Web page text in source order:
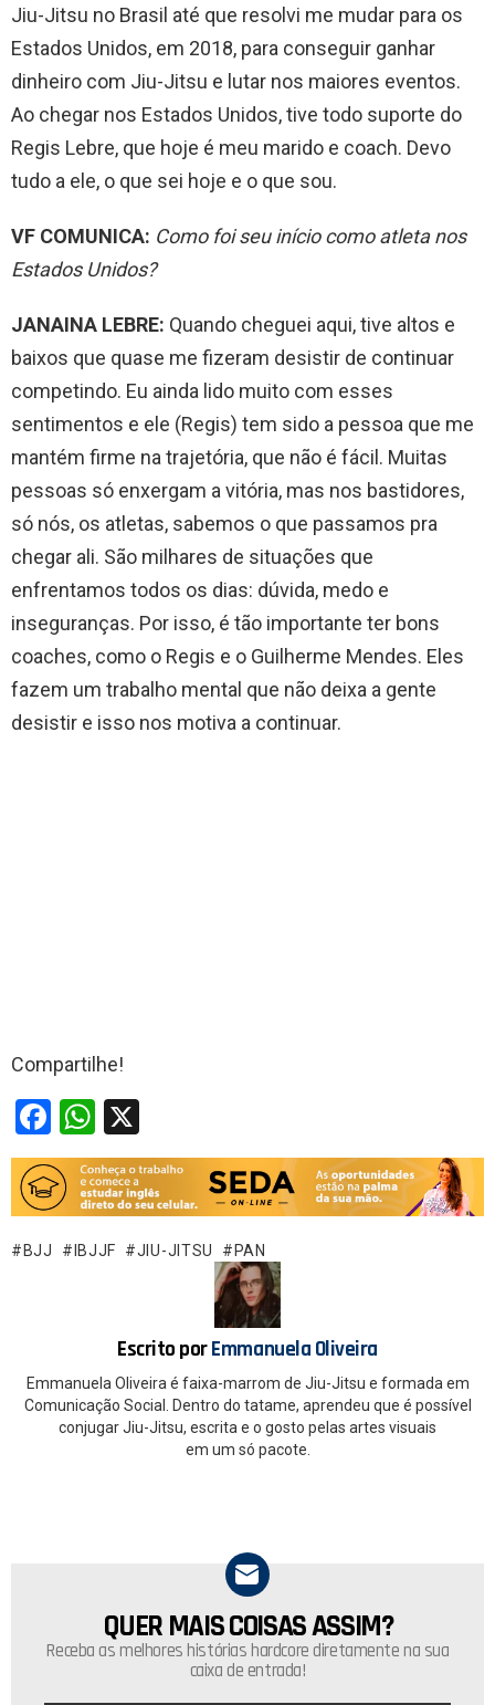
Jiu-Jitsu no Brasil até que resolvi me mudar para os
Estados Unidos, em 2018, para conseguir ganhar
dinheiro com Jiu-Jitsu e lutar nos maiores eventos.
Ao chegar nos Estados Unidos, tive todo suporte do
Regis Lebre, que hoje é meu marido e coach. Devo
tudo a ele, o que sei hoje e o que sou.
VF COMUNICA: Como foi seu início como atleta nos
Estados Unidos?
JANAINA LEBRE: Quando cheguei aqui, tive altos e
baixos que quase me fizeram desistir de continuar
competindo. Eu ainda lido muito com esses
sentimentos e ele (Regis) tem sido a pessoa que me
mantém firme na trajetória, que não é fácil. Muitas
pessoas só enxergam a vitória, mas nos bastidores,
só nós, os atletas, sabemos o que passamos pra
chegar ali. São milhares de situações que
enfrentamos todos os dias: dúvida, medo e
inseguranças. Por isso, é tão importante ter bons
coaches, como o Regis e o Guilherme Mendes. Eles
fazem um trabalho mental que não deixa a gente
desistir e isso nos motiva a continuar.
Compartilhe!
F
a
ce
b
o
W
h
at
s
A
BJJ IBJJF JIU-JITSU PAN
Escrito porEmmanuela Oliveira
Emmanuela Oliveira é faixa-marrom de Jiu-Jitsu e formada em
Comunicação Social. Dentro do tatame, aprendeu que é possível
conjugar Jiu-Jitsu, escrita e o gosto pelas artes visuais
em um só pacote.
NEWSLETTER
QUER MAIS COISAS ASSIM?
Receba as melhores histórias hardcore diretamente na sua
caixa de entrada!